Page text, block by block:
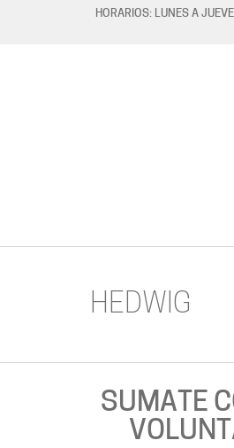
HORARIOS: LUNES A
HEDWIG
SUMATE